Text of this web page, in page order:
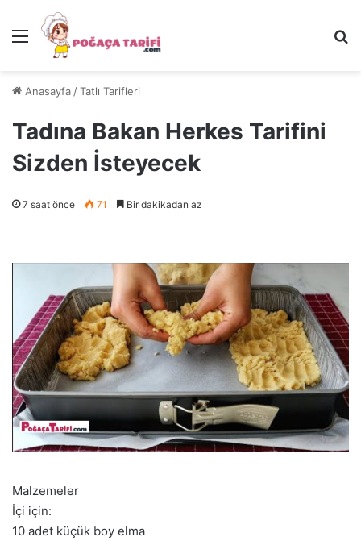
Menü
Anasayfa /Tatlı Tarifleri
Tadına Bakan Herkes Tarifini
Sizden İsteyecek
7 saat önce 71 Bir dakikadan az
Malzemeler
İçi için:
10 adet küçük boy elma